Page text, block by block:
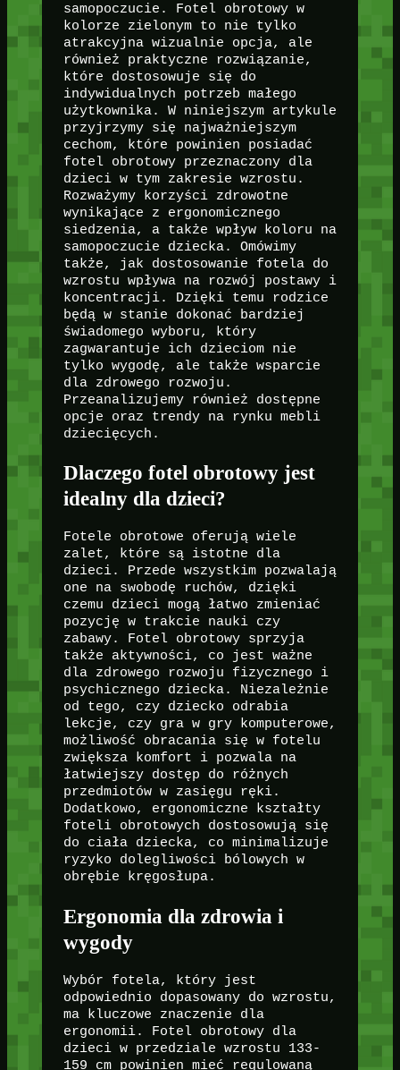
samopoczucie. Fotel obrotowy w
kolorze zielonym to nie tylko
atrakcyjna wizualnie opcja, ale
również praktyczne rozwiązanie,
które dostosowuje się do
indywidualnych potrzeb małego
użytkownika. W niniejszym artykule
przyjrzymy się najważniejszym
cechom, które powinien posiadać
fotel obrotowy przeznaczony dla
dzieci w tym zakresie wzrostu.
Rozważymy korzyści zdrowotne
wynikające z ergonomicznego
siedzenia, a także wpływ koloru na
samopoczucie dziecka. Omówimy
także, jak dostosowanie fotela do
wzrostu wpływa na rozwój postawy i
koncentracji. Dzięki temu rodzice
będą w stanie dokonać bardziej
świadomego wyboru, który
zagwarantuje ich dzieciom nie
tylko wygodę, ale także wsparcie
dla zdrowego rozwoju.
Przeanalizujemy również dostępne
opcje oraz trendy na rynku mebli
dziecięcych.
Dlaczego fotel obrotowy jest
idealny dla dzieci?
Fotele obrotowe oferują wiele
zalet, które są istotne dla
dzieci. Przede wszystkim pozwalają
one na swobodę ruchów, dzięki
czemu dzieci mogą łatwo zmieniać
pozycję w trakcie nauki czy
zabawy. Fotel obrotowy sprzyja
także aktywności, co jest ważne
dla zdrowego rozwoju fizycznego i
psychicznego dziecka. Niezależnie
od tego, czy dziecko odrabia
lekcje, czy gra w gry komputerowe,
możliwość obracania się w fotelu
zwiększa komfort i pozwala na
łatwiejszy dostęp do różnych
przedmiotów w zasięgu ręki.
Dodatkowo, ergonomiczne kształty
foteli obrotowych dostosowują się
do ciała dziecka, co minimalizuje
ryzyko dolegliwości bólowych w
obrębie kręgosłupa.
Ergonomia dla zdrowia i
wygody
Wybór fotela, który jest
odpowiednio dopasowany do wzrostu,
ma kluczowe znaczenie dla
ergonomii. Fotel obrotowy dla
dzieci w przedziale wzrostu 133-
159 cm powinien mieć regulowaną